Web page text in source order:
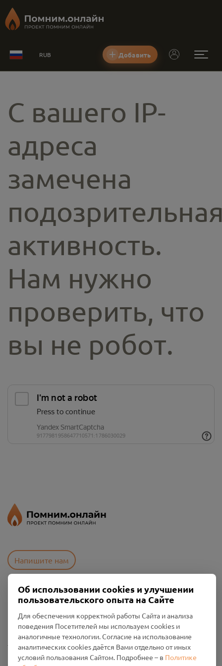
RUB Добавить
С вашего IP-
адреса
замечена
активность.
Нам нужно
проверить, что
вы не робот.
Напишите нам
Пользовательское соглашение
Промо-материалы
Настройки cookies
Общество с ограниченной ответственностью «Смоленский
Об использовании cookies и улучшении
пользовательского опыта на Сайте
Для обеспечения корректной работы Сайта и анализа
поведения Посетителей мы используем cookies и
аналогичные технологии. Согласие на использование
аналитических cookies даётся Вами отдельно от иных
условий пользования Сайтом. Подробнее – в Политике